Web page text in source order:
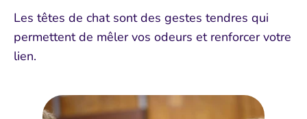
Les têtes de chat sont des gestes tendres qui
permettent de mêler vos odeurs et renforcer votre
lien.